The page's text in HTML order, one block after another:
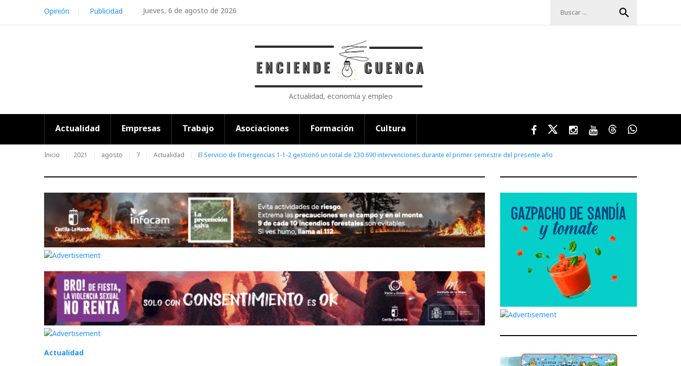
content
Jueves, 6 de agosto de 2026
Opinión Publicidad search
Actualidad, economía y empleo
Actualidad Empresas Trabajo Asociaciones Formación Cultura
FacebookTwitterInstagramYoutubeThreadsWhatsApp
Inicio 2021 agosto 7 Actualidad El Servicio de Emergencias 1-1-2 gestionó un total de 230.690 intervenciones durante el primer semestre del presente año
Actualidad